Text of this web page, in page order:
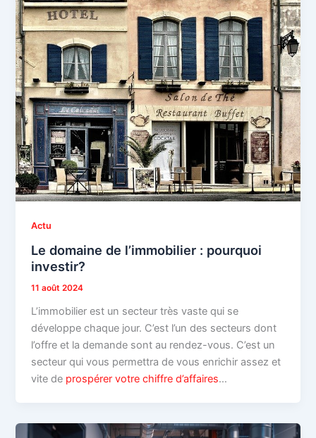
Actu
Le domaine de l’immobilier : pourquoi
investir?
11 août 2024
L’immobilier est un secteur très vaste qui se
développe chaque jour. C’est l’un des secteurs dont
l’offre et la demande sont au rendez-vous. C’est un
secteur qui vous permettra de vous enrichir assez et
vite de prospérer votre chiffre d’affaires…